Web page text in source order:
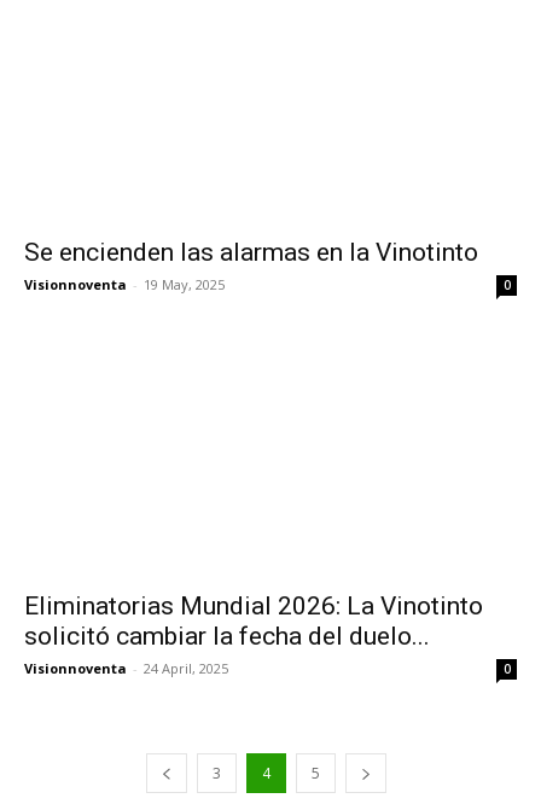
Se encienden las alarmas en la Vinotinto
Visionnoventa - 19 May, 2025 0
Eliminatorias Mundial 2026: La Vinotinto
solicitó cambiar la fecha del duelo...
Visionnoventa - 24 April, 2025 0
3 4 5